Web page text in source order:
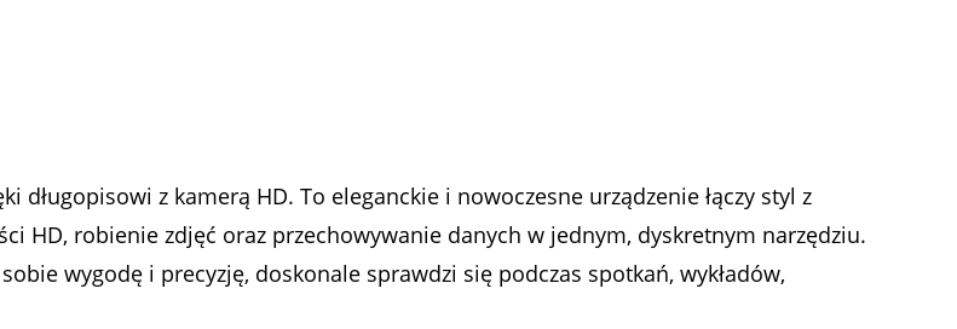
z kamerą HD. To eleganckie i nowoczesne urządzenie łączy styl z
HD, robienie zdjęć oraz przechowywanie danych w jednym, dyskretnym narzędziu.
wygodę i precyzję, doskonale sprawdzi się podczas spotkań, wykładów,